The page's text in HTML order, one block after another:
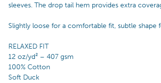
sleeves. The drop tail hem provides extra
Slightly loose for a comfortable fit, subtle
RELAXED FIT
12 oz/yd² – 407 gsm
100% Cotton
Soft Duck